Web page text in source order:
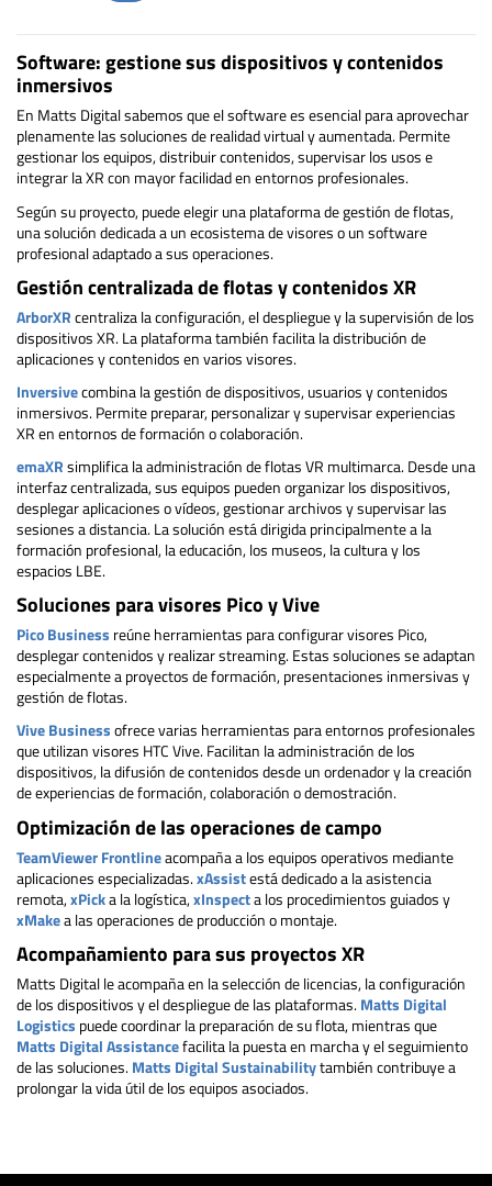
Software: gestione sus dispositivos y contenidos
inmersivos
En Matts Digital sabemos que el software es esencial para aprovechar
plenamente las soluciones de realidad virtual y aumentada. Permite
gestionar los equipos, distribuir contenidos, supervisar los usos e
integrar la XR con mayor facilidad en entornos profesionales.
Según su proyecto, puede elegir una plataforma de gestión de flotas,
una solución dedicada a un ecosistema de visores o un software
profesional adaptado a sus operaciones.
Gestión centralizada de flotas y contenidos XR
ArborXRcentraliza la configuración, el despliegue y la supervisión de los
dispositivos XR. La plataforma también facilita la distribución de
aplicaciones y contenidos en varios visores.
Inversivecombina la gestión de dispositivos, usuarios y contenidos
inmersivos. Permite preparar, personalizar y supervisar experiencias
XR en entornos de formación o colaboración.
emaXRsimplifica la administración de flotas VR multimarca. Desde una
interfaz centralizada, sus equipos pueden organizar los dispositivos,
desplegar aplicaciones o vídeos, gestionar archivos y supervisar las
sesiones a distancia. La solución está dirigida principalmente a la
formación profesional, la educación, los museos, la cultura y los
espacios LBE.
Soluciones para visores Pico y Vive
Pico Business reúne herramientas para configurar visores Pico,
desplegar contenidos y realizar streaming. Estas soluciones se adaptan
especialmente a proyectos de formación, presentaciones inmersivas y
gestión de flotas.
Vive Businessofrece varias herramientas para entornos profesionales
que utilizan visores HTC Vive. Facilitan la administración de los
dispositivos, la difusión de contenidos desde un ordenador y la creación
de experiencias de formación, colaboración o demostración.
Optimización de las operaciones de campo
TeamViewer Frontlineacompaña a los equipos operativos mediante
aplicaciones especializadas.xAssistestá dedicado a la asistencia
remota,xPicka la logística,xInspecta los procedimientos guiados y
xMakea las operaciones de producción o montaje.
Acompañamiento para sus proyectos XR
Matts Digital le acompaña en la selección de licencias, la configuración
de los dispositivos y el despliegue de las plataformas.Matts Digital
Logistics puede coordinar la preparación de su flota, mientras que
Matts Digital Assistancefacilita la puesta en marcha y el seguimiento
de las soluciones.Matts Digital Sustainabilitytambién contribuye a
prolongar la vida útil de los equipos asociados.